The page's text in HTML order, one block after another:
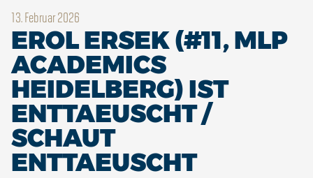
13. Februar 2026
EROL ERSEK (#11, MLP
ACADEMICS
HEIDELBERG) IST
ENTTAEUSCHT /
SCHAUT
ENTTAEUSCHT